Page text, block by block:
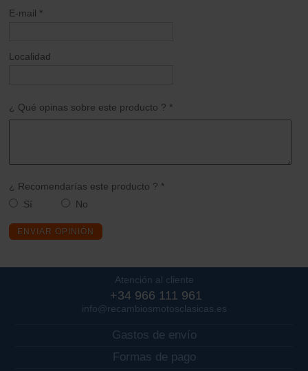
E-mail *
Localidad
¿ Qué opinas sobre este producto ? *
¿ Recomendarías este producto ? *
Sí
No
ENVIAR OPINIÓN
Atención al cliente
+34 966 111 961
info@recambiosmotosclasicas.es
Gastos de envío
Formas de pago